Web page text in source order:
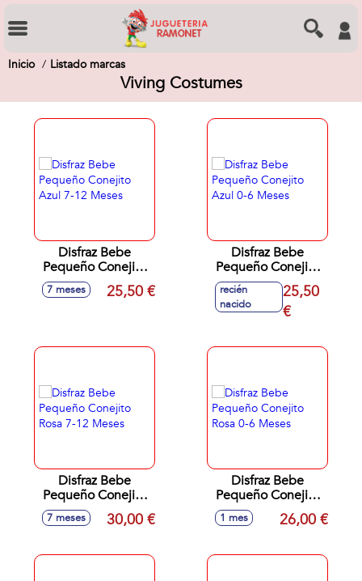
Inicio Listado marcas
Viving Costumes
Disfraz Bebe
Pequeño Conejito
Azul 7-12 Meses
7 meses 25,50 €
Disfraz Bebe
Pequeño Conejito
Azul 0-6 Meses
recién
nacido
25,50
€
Disfraz Bebe
Pequeño Conejito
Rosa 7-12 Meses
7 meses 30,00 €
Disfraz Bebe
Pequeño Conejito
Rosa 0-6 Meses
1 mes 26,00 €